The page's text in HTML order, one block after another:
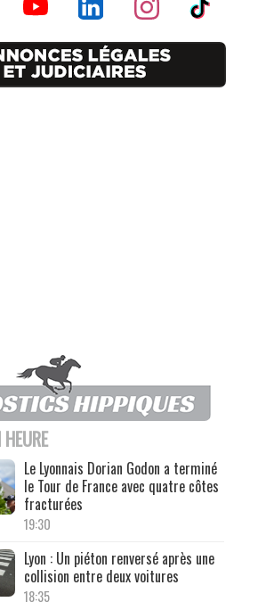
Le Lyonnais Dorian Godon a terminé
le Tour de France avec quatre côtes
fracturées
19:30
Lyon : Un piéton renversé après une
collision entre deux voitures
18:35